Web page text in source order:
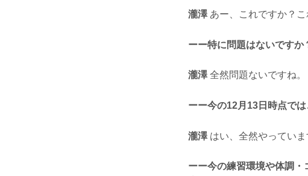
瀧澤あー、これですか？こ
ーー特に問題はないですか
瀧澤全然問題ないですね。
ーー今の12月13日時点で
瀧澤はい、全然やっていま
ーー今の練習環境や体調